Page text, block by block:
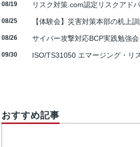
08/19 リスク対策.com認定リスクアド
08/25 【体験会】災害対策本部の机上
08/26 サイバー攻撃対応BCP実践勉強
09/30 ISO/TS31050 エマージング・リ
おすすめ記事